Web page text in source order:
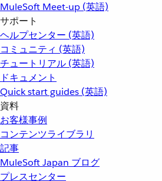
MuleSoft Meet-up (英語)
サポート
ヘルプセンター (英語)
コミュニティ (英語)
チュートリアル (英語)
ドキュメント
Quick start guides (英語)
資料
お客様事例
コンテンツライブラリ
記事
MuleSoft Japan ブログ
プレスセンター